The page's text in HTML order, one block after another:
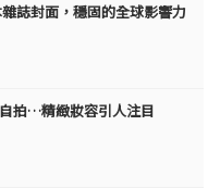
誌封面，穩固的全球影響力
拍…精緻妝容引人注目